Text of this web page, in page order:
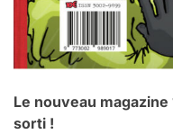
Le nouveau
sorti !